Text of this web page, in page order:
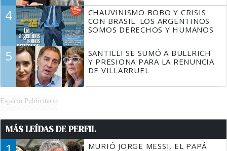
4
CHAUVINISMO BOBO Y CRISIS
CON BRASIL: LOS ARGENTINOS
SOMOS DERECHOS Y HUMANOS
5
SANTILLI SE SUMÓ A BULLRICH
Y PRESIONA PARA LA RENUNCIA
DE VILLARRUEL
Espacio Publicitario
MÁS LEÍDAS DE PERFIL
MURIÓ JORGE MESSI, EL PAPÁ